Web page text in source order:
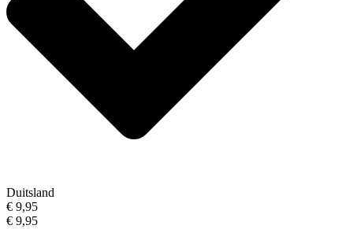
Duitsland
€ 9,95
€ 9,95